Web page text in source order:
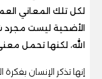
لكل تلك المعاني
الأضحية ليست مجرد
الله، لكنها تحمل
إنها تذكر الإنسان